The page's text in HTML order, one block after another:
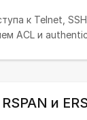
к Telnet,
ACL и
и